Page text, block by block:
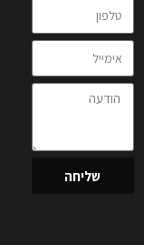
שליחה